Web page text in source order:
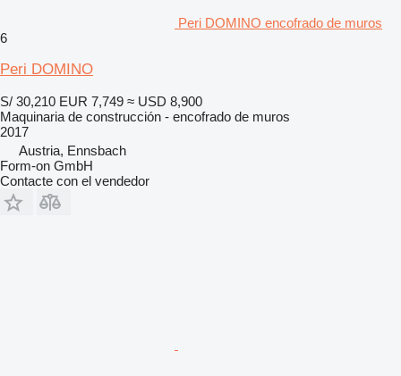
Peri DOMINO encofrado de muros
6
Peri DOMINO
S/ 30,210 EUR 7,749 ≈ USD 8,900
Maquinaria de construcción - encofrado de muros
2017
Austria, Ennsbach
Form-on GmbH
Contacte con el vendedor